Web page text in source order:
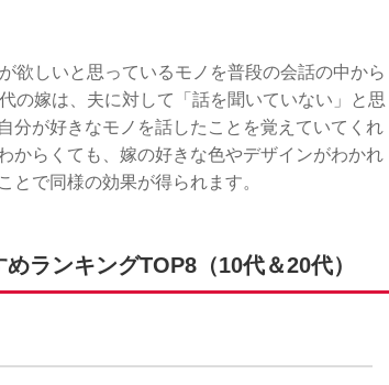
欲しいと思っているモノを普段の会話の中から
の嫁は、夫に対して「話を聞いていない」と思
分が好きなモノを話したことを覚えていてくれ
からくても、嫁の好きな色やデザインがわかれ
とで同様の効果が得られます。
ランキングTOP8（10代＆20代）